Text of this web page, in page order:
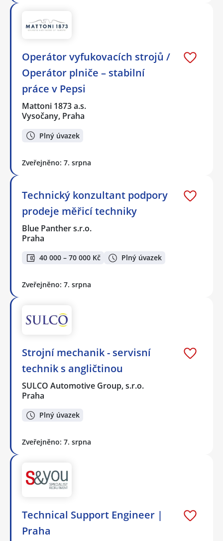
Operátor vyfukovacích strojů /
Operátor plniče – stabilní
práce v Pepsi
Mattoni 1873 a.s.
Vysočany, Praha
Plný úvazek
Zveřejněno: 7. srpna
Technický konzultant podpory
prodeje měřicí techniky
Blue Panther s.r.o.
Praha
40 000 – 70 000 Kč Plný úvazek
Zveřejněno: 7. srpna
Strojní mechanik - servisní
technik s angličtinou
SULCO Automotive Group, s.r.o.
Praha
Plný úvazek
Zveřejněno: 7. srpna
Technical Support Engineer |
Praha